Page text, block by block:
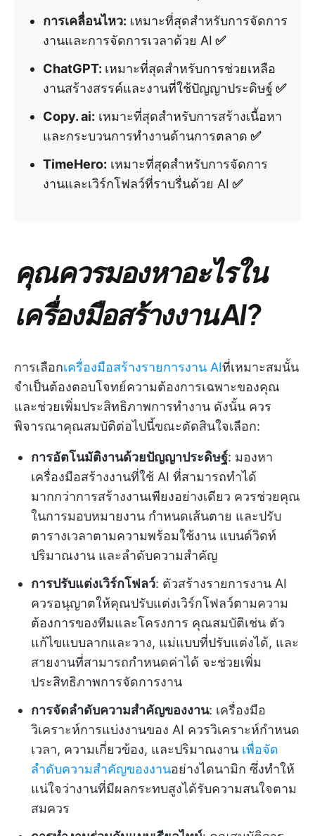
การเคลื่อนไหว: เหมาะที่สุดสำหรับการจัดการ
งานและการจัดการเวลาด้วย AI ✅
ChatGPT: เหมาะที่สุดสำหรับการช่วยเหลือ
งานสร้างสรรค์และงานที่ใช้ปัญญาประดิษฐ์ ✅
Copy. ai: เหมาะที่สุดสำหรับการสร้างเนื้อหา
และกระบวนการทำงานด้านการตลาด ✅
TimeHero: เหมาะที่สุดสำหรับการจัดการ
งานและเวิร์กโฟลว์ที่ราบรื่นด้วย AI ✅
คุณควรมองหาอะไรใน
เครื่องมือสร้างงาน AI?
การเลือกเครื่องมือสร้างรายการงาน AIที่เหมาะสมนั้น
จำเป็นต้องตอบโจทย์ความต้องการเฉพาะของคุณ
และช่วยเพิ่มประสิทธิภาพการทำงาน ดังนั้น ควร
พิจารณาคุณสมบัติต่อไปนี้ขณะตัดสินใจเลือก:
การอัตโนมัติงานด้วยปัญญาประดิษฐ์: มองหา
เครื่องมือสร้างงานที่ใช้ AI ที่สามารถทำได้
มากกว่าการสร้างงานเพียงอย่างเดียว ควรช่วยคุณ
ในการมอบหมายงาน กำหนดเส้นตาย และปรับ
ตารางเวลาตามความพร้อมใช้งาน แบนด์วิดท์
ปริมาณงาน และลำดับความสำคัญ
การปรับแต่งเวิร์กโฟลว์: ตัวสร้างรายการงาน AI
ควรอนุญาตให้คุณปรับแต่งเวิร์กโฟลว์ตามความ
ต้องการของทีมและโครงการ คุณสมบัติเช่น ตัว
แก้ไขแบบลากและวาง, แม่แบบที่ปรับแต่งได้, และ
สายงานที่สามารถกำหนดค่าได้ จะช่วยเพิ่ม
ประสิทธิภาพการจัดการงาน
การจัดลำดับความสำคัญของงาน: เครื่องมือ
วิเคราะห์การแบ่งงานของ AI ควรวิเคราะห์กำหนด
เวลา, ความเกี่ยวข้อง, และปริมาณงาน เพื่อจัด
ลำดับความสำคัญของงานอย่างไดนามิก ซึ่งทำให้
แน่ใจว่างานที่มีผลกระทบสูงได้รับความสนใจตาม
สมควร